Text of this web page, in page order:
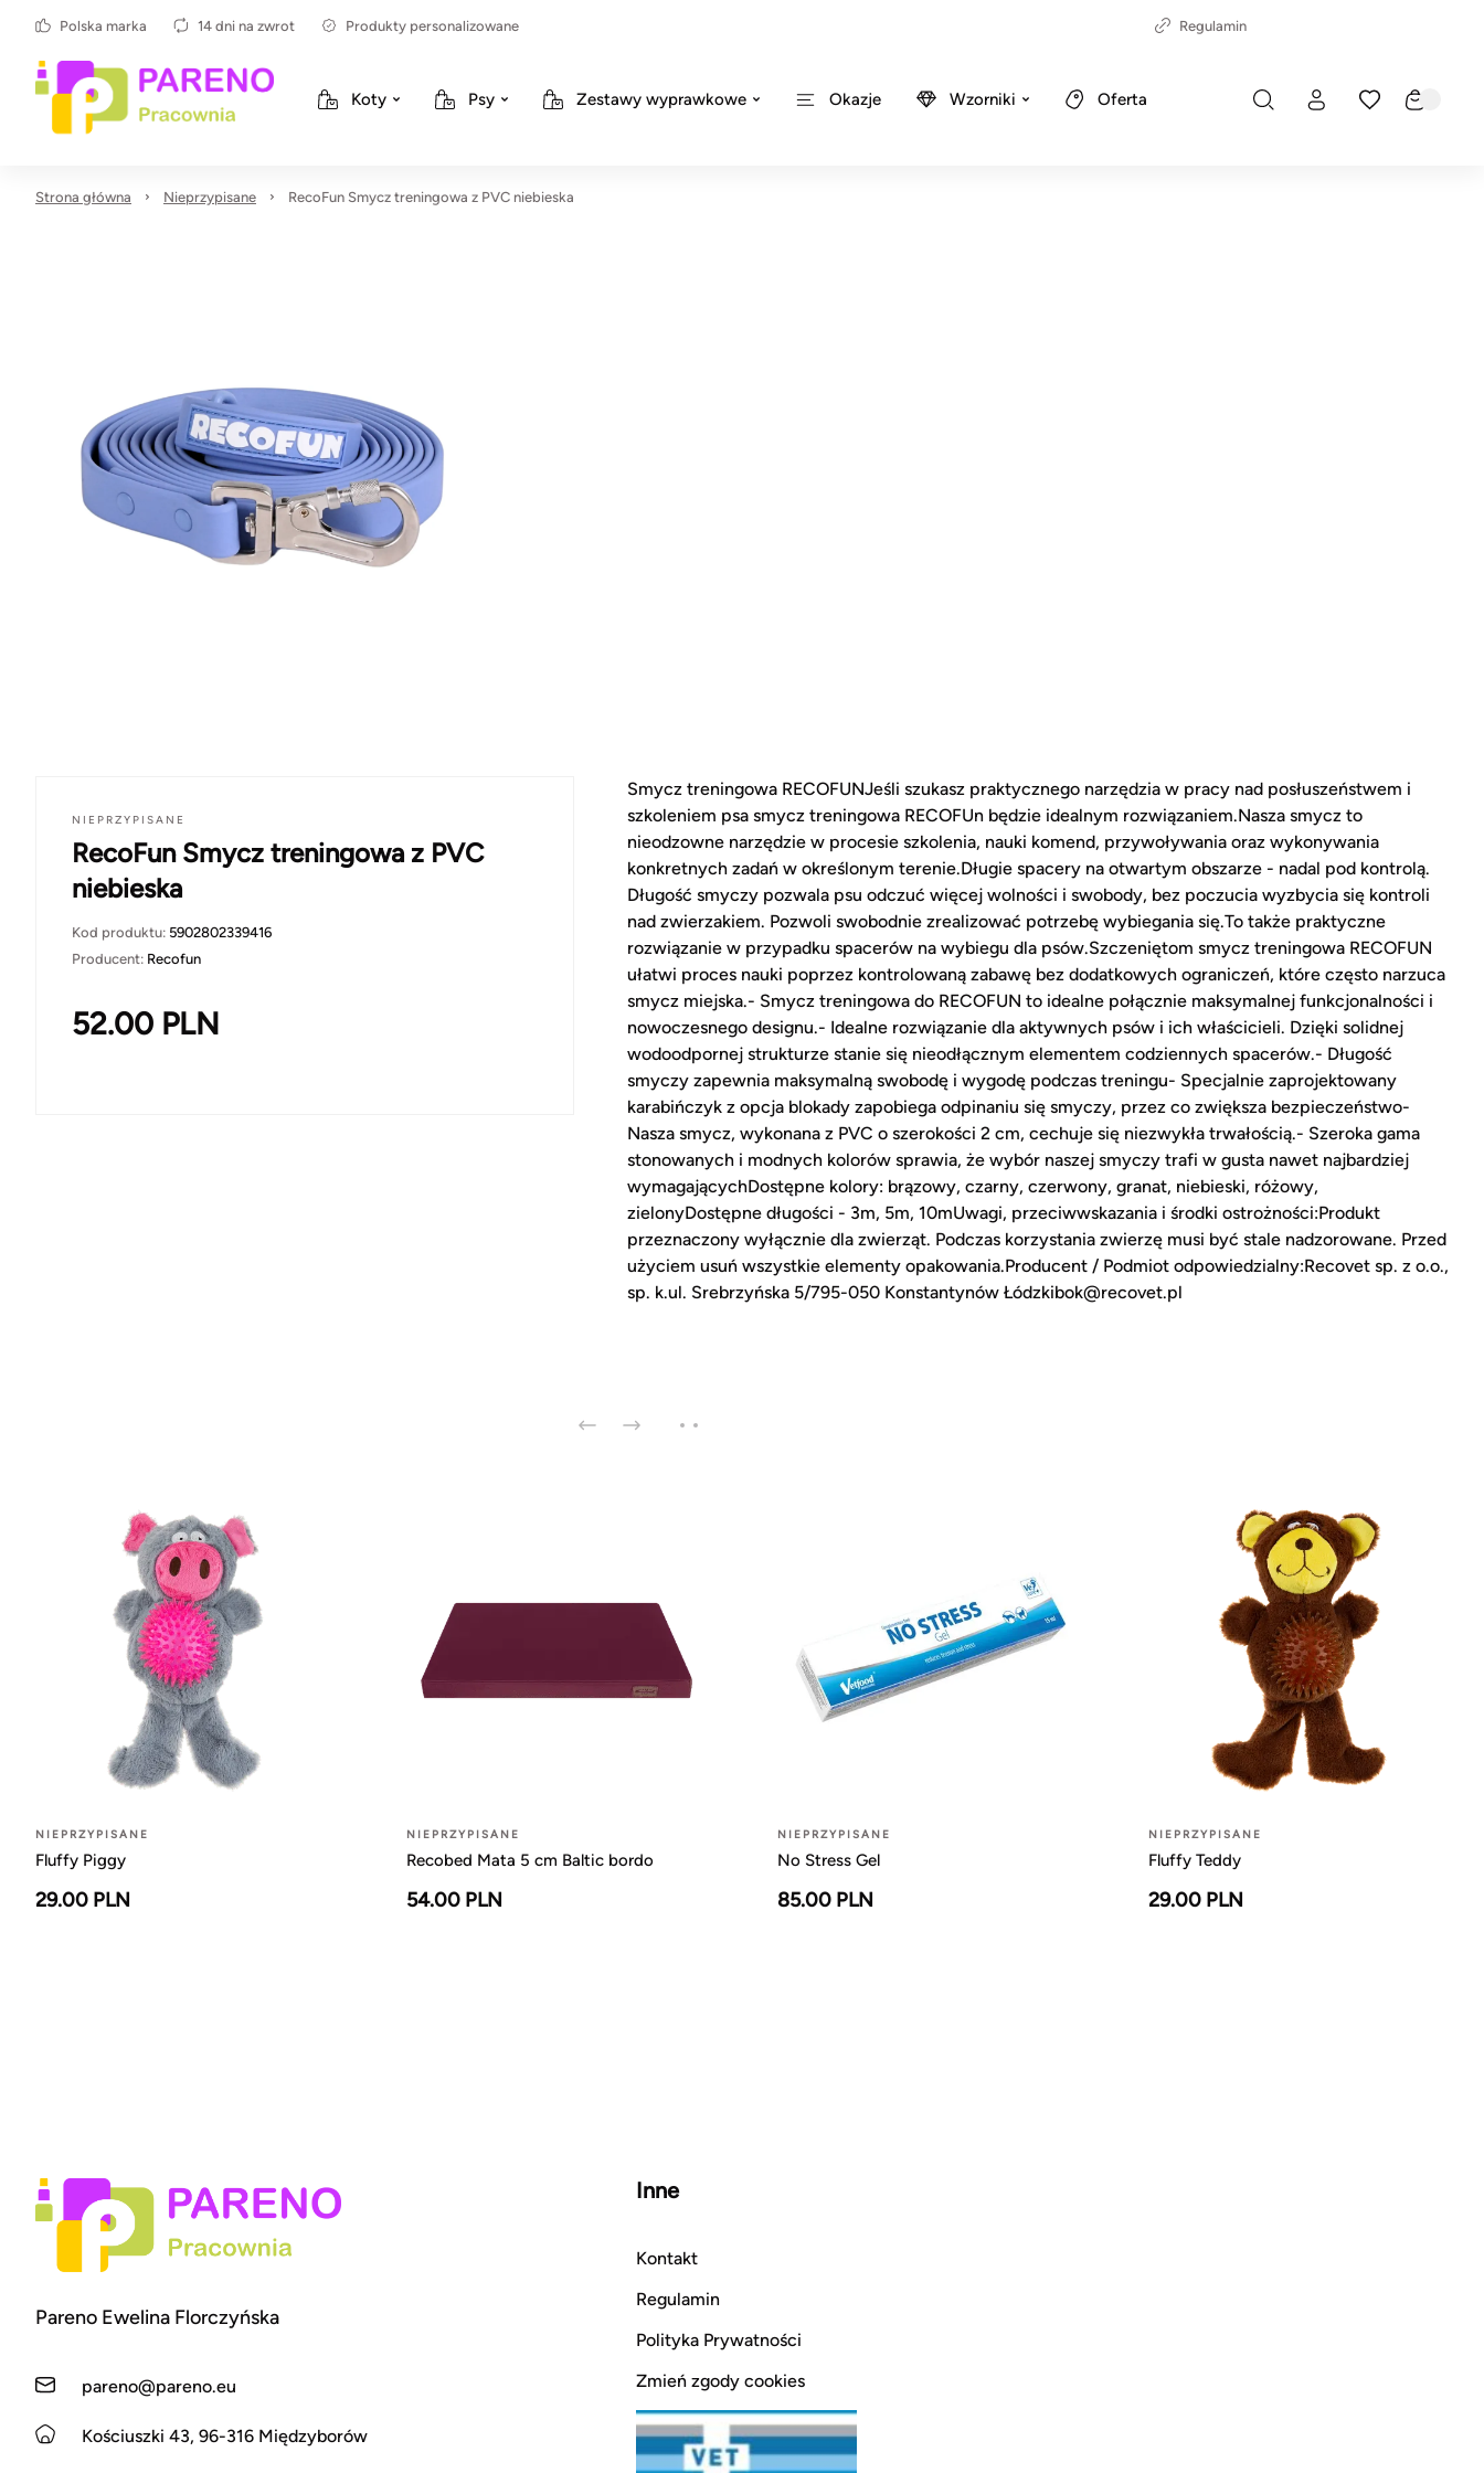
Polska marka 14 dni na zwrot Produkty personalizowane Regulamin
Koty Psy Zestawy wyprawkowe Okazje Wzorniki Oferta
Strona główna Nieprzypisane RecoFun Smycz treningowa z PVC niebieska
NIEPRZYPISANE
RecoFun Smycz treningowa z PVC
niebieska
Kod produktu: 5902802339416
Producent: Recofun
52.00 PLN
Smycz treningowa RECOFUNJeśli szukasz praktycznego narzędzia w pracy nad posłuszeństwem i
szkoleniem psa smycz treningowa RECOFUn będzie idealnym rozwiązaniem.Nasza smycz to
nieodzowne narzędzie w procesie szkolenia, nauki komend, przywoływania oraz wykonywania
konkretnych zadań w określonym terenie.Długie spacery na otwartym obszarze - nadal pod kontrolą.
Długość smyczy pozwala psu odczuć więcej wolności i swobody, bez poczucia wyzbycia się kontroli
nad zwierzakiem. Pozwoli swobodnie zrealizować potrzebę wybiegania się.To także praktyczne
rozwiązanie w przypadku spacerów na wybiegu dla psów.Szczeniętom smycz treningowa RECOFUN
ułatwi proces nauki poprzez kontrolowaną zabawę bez dodatkowych ograniczeń, które często narzuca
smycz miejska.- Smycz treningowa do RECOFUN to idealne połącznie maksymalnej funkcjonalności i
nowoczesnego designu.- Idealne rozwiązanie dla aktywnych psów i ich właścicieli. Dzięki solidnej
wodoodpornej strukturze stanie się nieodłącznym elementem codziennych spacerów.- Długość
smyczy zapewnia maksymalną swobodę i wygodę podczas treningu- Specjalnie zaprojektowany
karabińczyk z opcja blokady zapobiega odpinaniu się smyczy, przez co zwiększa bezpieczeństwo-
Nasza smycz, wykonana z PVC o szerokości 2 cm, cechuje się niezwykła trwałością.- Szeroka gama
stonowanych i modnych kolorów sprawia, że wybór naszej smyczy trafi w gusta nawet najbardziej
wymagającychDostępne kolory: brązowy, czarny, czerwony, granat, niebieski, różowy,
zielonyDostępne długości - 3m, 5m, 10mUwagi, przeciwwskazania i środki ostrożności:Produkt
przeznaczony wyłącznie dla zwierząt. Podczas korzystania zwierzę musi być stale nadzorowane. Przed
użyciem usuń wszystkie elementy opakowania.Producent / Podmiot odpowiedzialny:Recovet sp. z o.o.,
sp. k.ul. Srebrzyńska 5/795-050 Konstantynów Łódzkibok@recovet.pl
NIEPRZYPISANE
Fluffy Piggy
29.00 PLN
NIEPRZYPISANE
Recobed Mata 5 cm Baltic bordo
54.00 PLN
NIEPRZYPISANE
No Stress Gel
85.00 PLN
NIEPRZYPISANE
Fluffy Teddy
29.00 PLN
Pareno Ewelina Florczyńska
pareno@pareno.eu
Kościuszki 43, 96-316 Międzyborów
Inne
Kontakt
Regulamin
Polityka Prywatności
Zmień zgody cookies